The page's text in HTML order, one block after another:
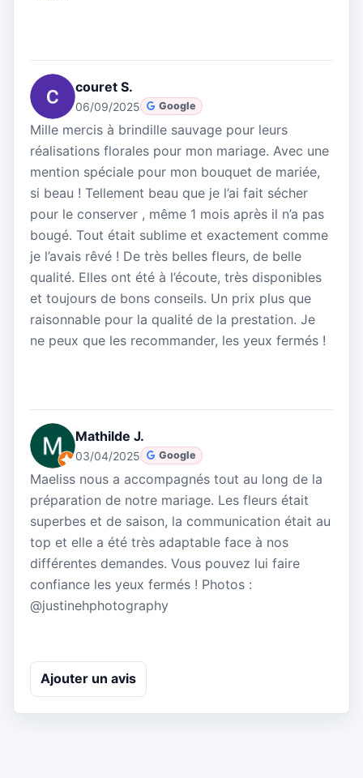
couret S.
06/09/2025 Google
Mille mercis à brindille sauvage pour leurs
réalisations florales pour mon mariage. Avec une
mention spéciale pour mon bouquet de mariée,
si beau ! Tellement beau que je l’ai fait sécher
pour le conserver , même 1 mois après il n’a pas
bougé. Tout était sublime et exactement comme
je l’avais rêvé ! De très belles fleurs, de belle
qualité. Elles ont été à l’écoute, très disponibles
et toujours de bons conseils. Un prix plus que
raisonnable pour la qualité de la prestation. Je
ne peux que les recommander, les yeux fermés !
Mathilde J.
03/04/2025 Google
Maeliss nous a accompagnés tout au long de la
préparation de notre mariage. Les fleurs était
superbes et de saison, la communication était au
top et elle a été très adaptable face à nos
différentes demandes. Vous pouvez lui faire
confiance les yeux fermés ! Photos :
@justinehphotography
Ajouter un avis